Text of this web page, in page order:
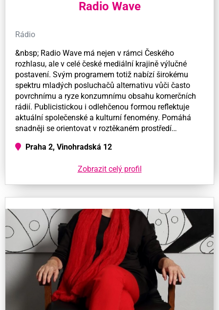
Radio Wave
Rádio
&nbsp; Radio Wave má nejen v rámci Českého
rozhlasu, ale v celé české mediální krajině výlučné
postavení. Svým programem totiž nabízí širokému
spektru mladých posluchačů alternativu vůči často
povrchnímu a ryze konzumnímu obsahu komerčních
rádií. Publicistickou i odlehčenou formou reflektuje
aktuální společenské a kulturní fenomény. Pomáhá
snadněji se orientovat v roztěkaném prostředí…
Praha 2, Vinohradská 12
Zobrazit celý profil